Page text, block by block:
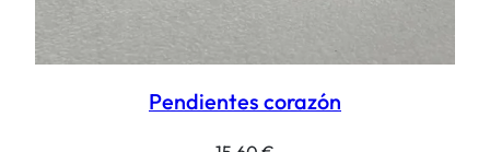
Pendientes corazón